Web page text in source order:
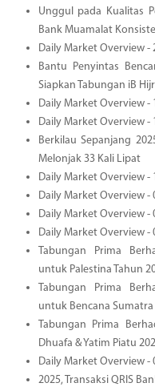
Unggul pada Kualitas
Bank Muamalat
Daily Market Overview -
Bantu Penyintas
Siapkan Tabungan iB
Daily Market Overview -
Daily Market Overview -
Berkilau Sepanjang
Melonjak 33 Kali Lipat
Daily Market Overview -
Daily Market Overview -
Daily Market Overview -
Daily Market Overview -
Tabungan Prima
untuk Palestina Tahun
Tabungan Prima
untuk Bencana Sumatra
Tabungan Prima
Dhuafa & Yatim Piatu
Daily Market Overview -
2025, Transaksi QRIS